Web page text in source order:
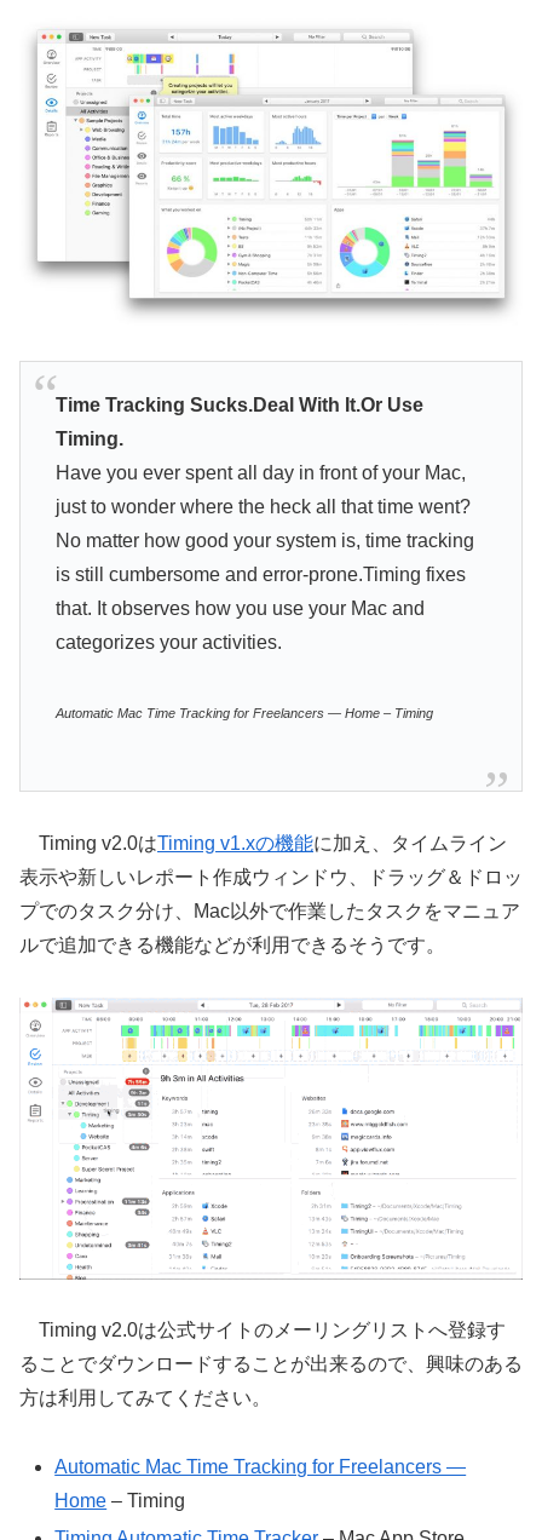
Time Tracking Sucks.Deal With It.Or Use
Timing.
Have you ever spent all day in front of your Mac,
just to wonder where the heck all that time went?
No matter how good your system is, time tracking
is still cumbersome and error-prone.Timing fixes
that. It observes how you use your Mac and
categorizes your activities.
Automatic Mac Time Tracking for Freelancers — Home – Timing
Timing v2.0はTiming v1.xの機能に加え、タイムライン
表示や新しいレポート作成ウィンドウ、ドラッグ＆ドロッ
プでのタスク分け、Mac以外で作業したタスクをマニュア
ルで追加できる機能などが利用できるそうです。
Timing v2.0は公式サイトのメーリングリストへ登録す
ることでダウンロードすることが出来るので、興味のある
方は利用してみてください。
Automatic Mac Time Tracking for Freelancers —
Home – Timing